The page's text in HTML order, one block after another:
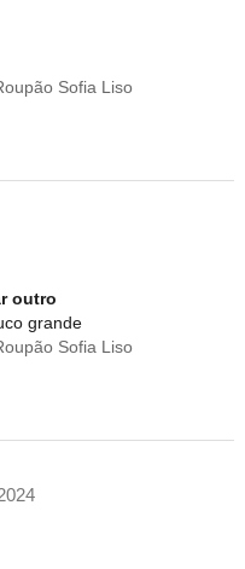
Sofia Liso
outro
grande
Sofia Liso